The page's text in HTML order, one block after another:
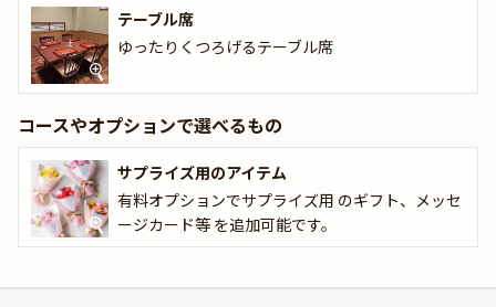
フトはデザートタイムにご予約主様にお渡し致しますので、サプラ
イズにお役立てください。詳しくは本ページ中段の「お祝いアイテ
ム」の欄で、選んで頂けます。
な人と、記念日や誕生日など特別な日に「壽修」のディナーで、忘
れられないひとときをお過ごしください。
テーブル席
ゆったりくつろげるテーブル席
コースやオプションで選べるもの
サプライズ用のアイテム
有料オプションでサプライズ用 のギフト、メッセ
ージカード等 を追加可能です。